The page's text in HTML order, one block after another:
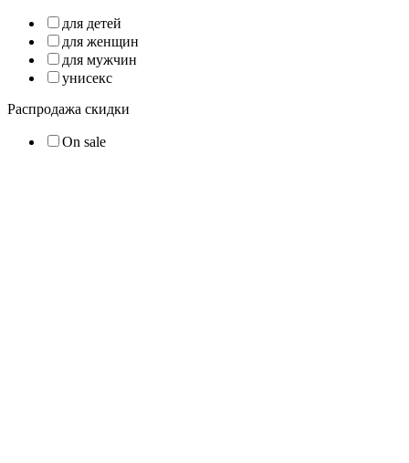
для детей
для женщин
для мужчин
унисекс
Распродажа скидки
On sale